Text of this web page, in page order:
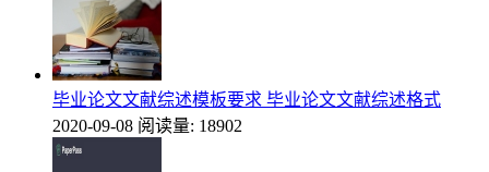
毕业论文文献综述模板要求 毕业论文文献综述格式
2020-09-08 阅读量: 18902